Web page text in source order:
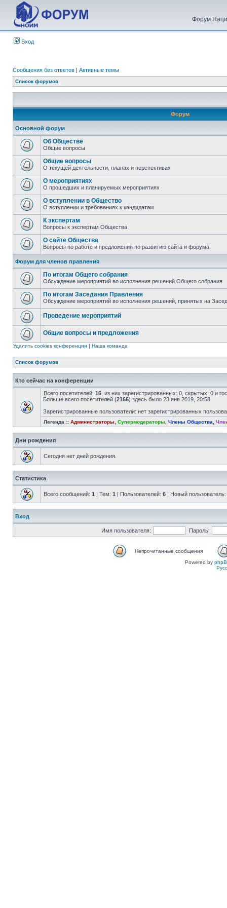
Форум
Вход
Сообщения без ответов | Активные темы
Список форумов
Форум
Основной форум
Об Обществе
Общие вопросы
Общие вопросы
О текущей деятельности, планах и перспективах
О мероприятиях
О прошедших и планируемых мероприятиях
О вступлении в Общество
О вступлении и требованиях к кандидатам
К экспертам
Вопросы к экспертам Общества
О сайте Общества
Вопросы по работе и предложения по развитию сайта и форума
Форум для членов правления
По итогам Общего собрания
Обсуждение мероприятий во исполнения решений Общего собрания
По итогам Заседания Правления
Обсуждение мероприятий во исполнения решений, принятых на
Проведение мероприятий
Общие вопросы и предложения
Удалить cookies конференции | Наша команда
Список форумов
Кто сейчас на конференции
Всего посетителей: 16 , из них зарегистрированных: 0, скрытых: 0 и
Больше всего посетителей (2166) здесь было 23 янв 2019, 20:58
Зарегистрированные пользователи: нет зарегистрированных
Легенда :: Администраторы Супермодераторы Члены Общества
Дни рождения
Сегодня нет дней рождения.
Статистика
Всего сообщений: 1 | Тем: 1 | Пользователей: 6 | Новый пользователь:
Вход
Имя пользователя: Пароль:
Непрочитанные сообщения
Powered by